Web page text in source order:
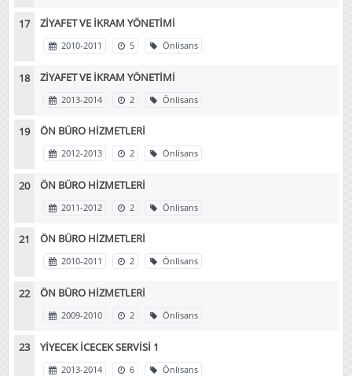
ZİYAFET VE İKRAM YÖNETİMİ
2010-2011 5 Önlisans
ZİYAFET VE İKRAM YÖNETİMİ
2013-2014 2 Önlisans
ÖN BÜRO HİZMETLERİ
2012-2013 2 Önlisans
ÖN BÜRO HİZMETLERİ
2011-2012 2 Önlisans
ÖN BÜRO HİZMETLERİ
2010-2011 2 Önlisans
ÖN BÜRO HİZMETLERİ
2009-2010 2 Önlisans
YİYECEK İCECEK SERVİSİ 1
2013-2014 6 Önlisans